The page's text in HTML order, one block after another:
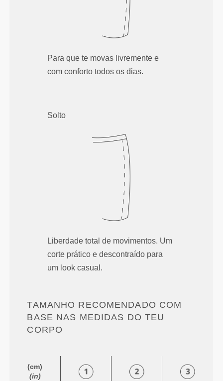
Para que te movas livremente e
com conforto todos os dias.
Solto
Liberdade total de movimentos. Um
corte prático e descontraído para
um look casual.
TAMANHO RECOMENDADO COM
BASE NAS MEDIDAS DO TEU
CORPO
(cm)
(in)